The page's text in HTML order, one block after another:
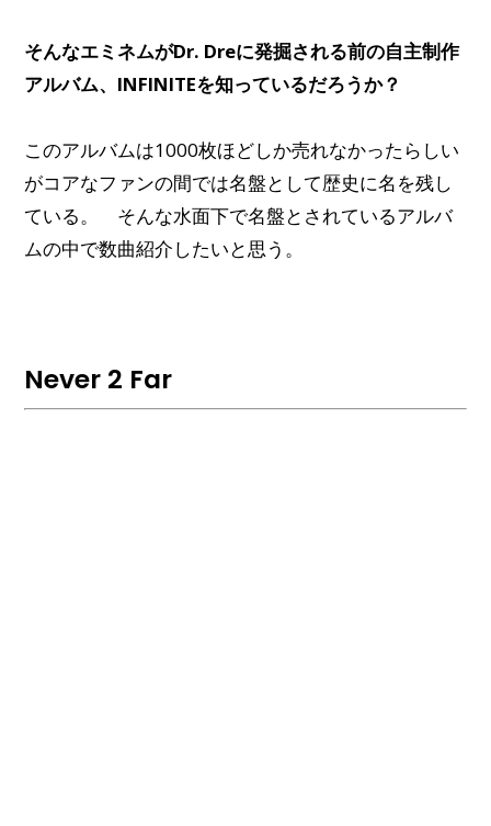
そんなエミネムがDr. Dreに発掘される前の自主制作
アルバム、INFINITEを知っているだろうか？
このアルバムは1000枚ほどしか売れなかったらしい
がコアなファンの間では名盤として歴史に名を残し
ている。 そんな水面下で名盤とされているアルバ
ムの中で数曲紹介したいと思う。
Never 2 Far